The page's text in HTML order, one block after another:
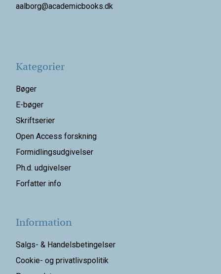
aalborg@academicbooks.dk
Kategorier
Bøger
E-bøger
Skriftserier
Open Access forskning
Formidlingsudgivelser
Ph.d. udgivelser
Forfatter info
Information
Salgs- & Handelsbetingelser
Cookie- og privatlivspolitik